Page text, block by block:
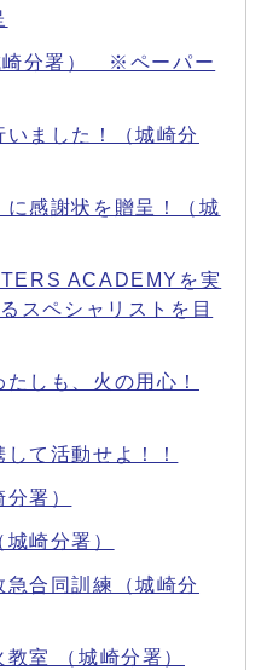
崎分署） ※ペーパー
ました！（城崎分
感謝状を贈呈！（城
ACADEMYを実
スペシャリストを目
しも、火の用心！
て活動せよ！！
署）
崎分署）
合同訓練（城崎分
室 （城崎分署）